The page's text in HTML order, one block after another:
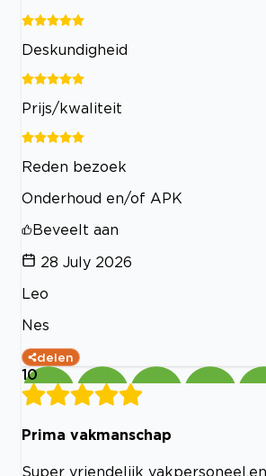
Deskundigheid
Prijs/kwaliteit
Reden bezoek
Onderhoud en/of APK
Beveelt aan
28 July 2026
Leo
Nes
delen
10
Prima vakmanschap
Super vriendelijk